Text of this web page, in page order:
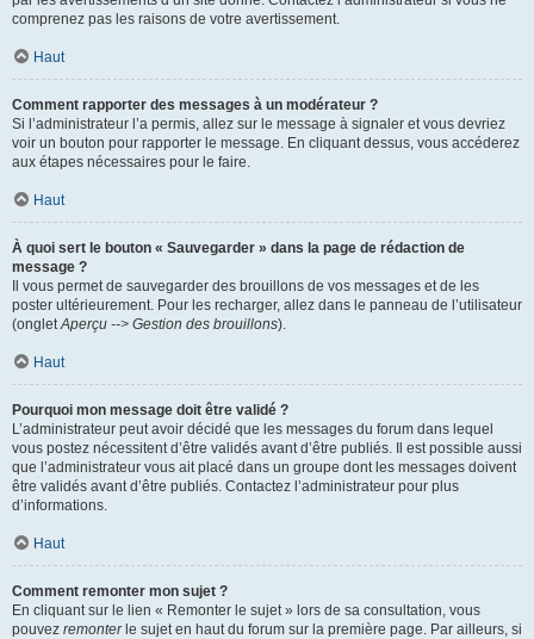
comprenez pas les raisons de votre avertissement.
Haut
Comment rapporter des messages à un modérateur ?
Si l’administrateur l’a permis, allez sur le message à signaler et vous devriez
voir un bouton pour rapporter le message. En cliquant dessus, vous accéderez
aux étapes nécessaires pour le faire.
Haut
À quoi sert le bouton « Sauvegarder » dans la page de rédaction de
message ?
Il vous permet de sauvegarder des brouillons de vos messages et de les
poster ultérieurement. Pour les recharger, allez dans le panneau de l’utilisateur
(ongletAperçu --> Gestion des brouillons).
Haut
Pourquoi mon message doit être validé ?
L’administrateur peut avoir décidé que les messages du forum dans lequel
vous postez nécessitent d’être validés avant d’être publiés. Il est possible aussi
que l’administrateur vous ait placé dans un groupe dont les messages doivent
être validés avant d’être publiés. Contactez l’administrateur pour plus
d’informations.
Haut
Comment remonter mon sujet ?
En cliquant sur le lien « Remonter le sujet » lors de sa consultation, vous
pouvez remonterle sujet en haut du forum sur la première page. Par ailleurs, si